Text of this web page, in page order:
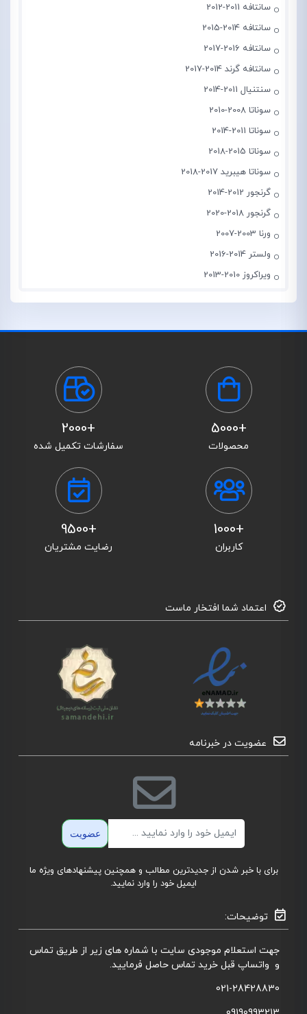
سانتافه 2011-2012
سانتافه 2014-2015
سانتافه 2016-2017
سانتافه گرند 2014-2017
سنتنیال 2011-2014
سوناتا 2008-2010
سوناتا 2011-2014
سوناتا 2015-2018
سوناتا هیبرید 2017-2018
گرنجور 2012-2014
گرنجور 2018-2020
ورنا 2003-2007
ولستر 2014-2016
ویراکروز 2010-2013
+5000
محصولات
+2000
سفارشات تکمیل شده
+1000
کاربران
+9500
رضایت مشتریان
اعتماد شما افتخار ماست
عضویت در خبرنامه
عضویت
برای با خبر شدن از جدیدترین مطالب و همچنین پیشنهادهای ویژه ما
ایمیل خود را وارد نمایید.
توضیحات:
جهت استعلام موجودی سایت با شماره های زیر از طریق تماس
و واتساپ قبل خرید تماس حاصل فرمایید.
021-28428830